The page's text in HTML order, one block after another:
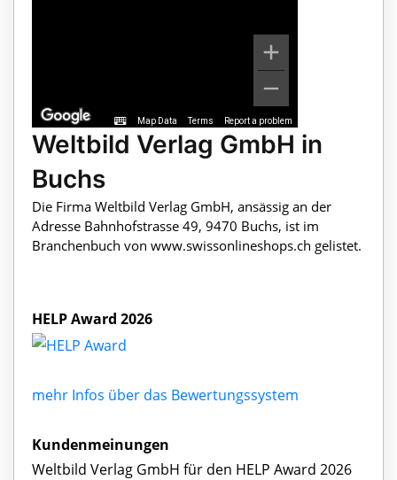
Map Data Terms Report a problem
Weltbild Verlag GmbH in
Buchs
Die Firma Weltbild Verlag GmbH, ansässig an der
Adresse Bahnhofstrasse 49, 9470 Buchs, ist im
Branchenbuch von www.swissonlineshops.ch gelistet.
HELP Award 2026
mehr Infos über das Bewertungssystem
Kundenmeinungen
Weltbild Verlag GmbH für den HELP Award 2026